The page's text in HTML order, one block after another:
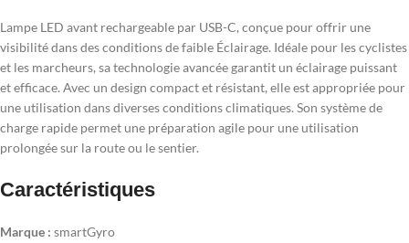
Lampe LED avant rechargeable par USB-C, conçue pour offrir une
visibilité dans des conditions de faible Éclairage. Idéale pour les cyclistes
et les marcheurs, sa technologie avancée garantit un éclairage puissant
et efficace. Avec un design compact et résistant, elle est appropriée pour
une utilisation dans diverses conditions climatiques. Son système de
charge rapide permet une préparation agile pour une utilisation
prolongée sur la route ou le sentier.
Caractéristiques
Marque : smartGyro